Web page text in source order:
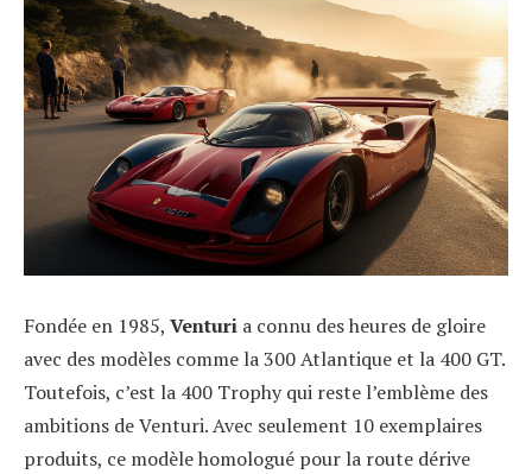
Fondée en 1985, Venturi a connu des heures de gloire
avec des modèles comme la 300 Atlantique et la 400 GT.
Toutefois, c’est la 400 Trophy qui reste l’emblème des
ambitions de Venturi. Avec seulement 10 exemplaires
produits, ce modèle homologué pour la route dérive